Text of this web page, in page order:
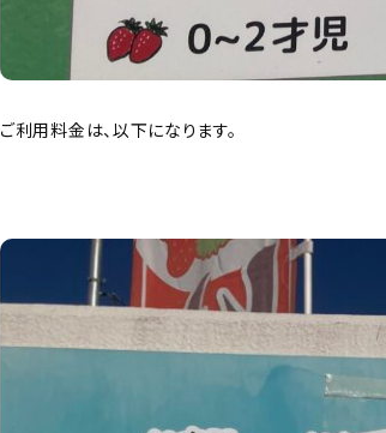
ご利用料金は、以下になります。